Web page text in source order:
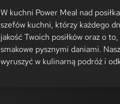
W kuchni Power Meal nad
szefów kuchni, którzy każdego
jakość Twoich posiłków oraz o
smakowe pysznymi daniami.
wyruszyć w kulinarną podróż i